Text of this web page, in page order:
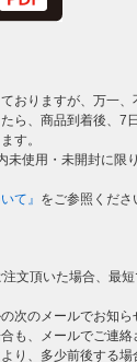
おりますが、万一
ら、商品到着後、7
す。
未使用・未開封に限
て』 をご参照くださ
文頂いた場合、最
次のメールでお知ら
も、メールでご連絡
り、多少前後する場